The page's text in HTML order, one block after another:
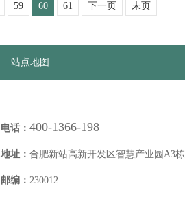
59 60 61 下一页 末页
站点地图
电话： 400-1366-198
地址： 合肥新站高新开发区智慧产业园A3栋
邮编： 230012